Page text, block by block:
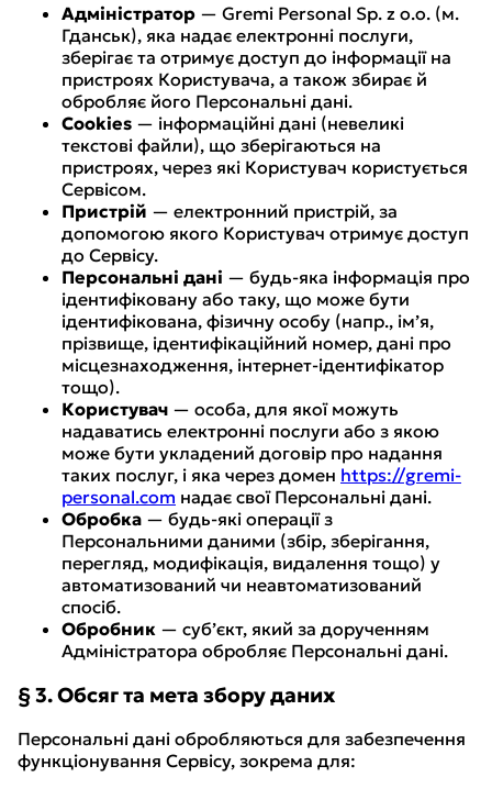
Адміністратор — Gremi Personal Sp. z o.o. (м.
Гданськ), яка надає електронні послуги,
зберігає та отримує доступ до інформації на
пристроях Користувача, а також збирає й
обробляє його Персональні дані.
Cookies — інформаційні дані (невеликі
текстові файли), що зберігаються на
пристроях, через які Користувач користується
Сервісом.
Пристрій — електронний пристрій, за
допомогою якого Користувач отримує доступ
до Сервісу.
Персональні дані — будь-яка інформація про
ідентифіковану або таку, що може бути
ідентифікована, фізичну особу (напр., ім’я,
прізвище, ідентифікаційний номер, дані про
місцезнаходження, інтернет-ідентифікатор
тощо).
Користувач — особа, для якої можуть
надаватись електронні послуги або з якою
може бути укладений договір про надання
таких послуг, і яка через домен https://gremi-
personal.com надає свої Персональні дані.
Обробка — будь-які операції з
Персональними даними (збір, зберігання,
перегляд, модифікація, видалення тощо) у
автоматизований чи неавтоматизований
спосіб.
Обробник — суб’єкт, який за дорученням
Адміністратора обробляє Персональні дані.
§ 3. Обсяг та мета збору даних
Персональні дані обробляються для забезпечення
функціонування Сервісу, зокрема для: